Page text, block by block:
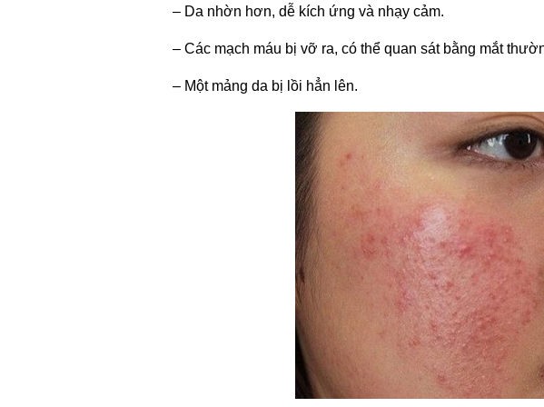
– Da nhờn hơn, dễ kích ứng và nhạy cảm.
– Các mạch máu bị vỡ ra, có thể quan sát bằng mắt
– Một mảng da bị lồi hẳn lên.